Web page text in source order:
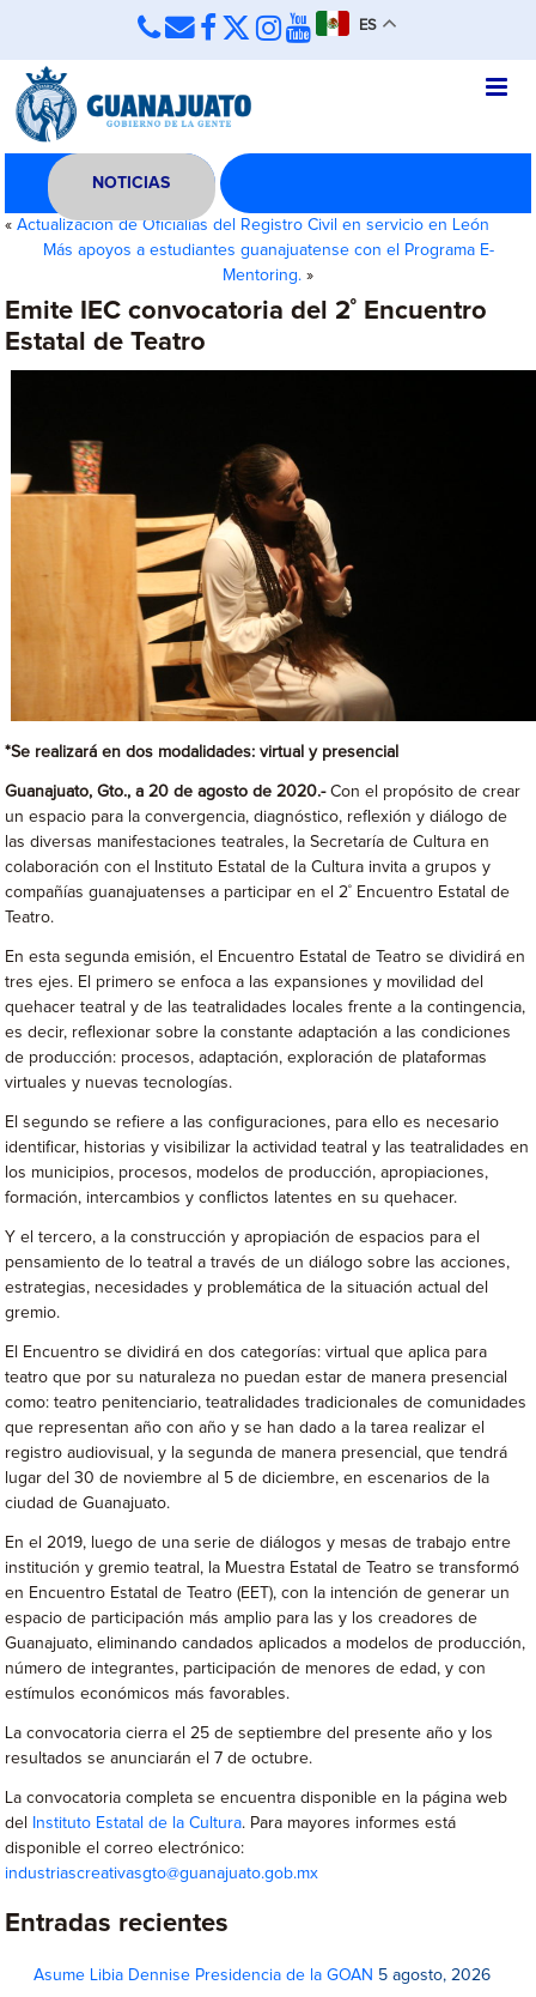
ES
NOTICIAS
«Actualización de Oficialías del Registro Civil en servicio en León
Más apoyos a estudiantes guanajuatense con el Programa E-
Mentoring. »
Emite IEC convocatoria del 2˚ Encuentro
Estatal de Teatro
*Se realizará en dos modalidades: virtual y presencial
Guanajuato, Gto., a 20 de agosto de 2020.-Con el propósito de crear
un espacio para la convergencia, diagnóstico, reflexión y diálogo de
las diversas manifestaciones teatrales, la Secretaría de Cultura en
colaboración con el Instituto Estatal de la Cultura invita a grupos y
compañías guanajuatenses a participar en el 2˚ Encuentro Estatal de
Teatro.
En esta segunda emisión, el Encuentro Estatal de Teatro se dividirá en
tres ejes. El primero se enfoca a las expansiones y movilidad del
quehacer teatral y de las teatralidades locales frente a la contingencia,
es decir, reflexionar sobre la constante adaptación a las condiciones
de producción: procesos, adaptación, exploración de plataformas
virtuales y nuevas tecnologías.
El segundo se refiere a las configuraciones, para ello es necesario
identificar, historias y visibilizar la actividad teatral y las teatralidades en
los municipios, procesos, modelos de producción, apropiaciones,
formación, intercambios y conflictos latentes en su quehacer.
Y el tercero, a la construcción y apropiación de espacios para el
pensamiento de lo teatral a través de un diálogo sobre las acciones,
estrategias, necesidades y problemática de la situación actual del
gremio.
El Encuentro se dividirá en dos categorías: virtual que aplica para
teatro que por su naturaleza no puedan estar de manera presencial
como: teatro penitenciario, teatralidades tradicionales de comunidades
que representan año con año y se han dado a la tarea realizar el
registro audiovisual, y la segunda de manera presencial, que tendrá
lugar del 30 de noviembre al 5 de diciembre, en escenarios de la
ciudad de Guanajuato.
En el 2019, luego de una serie de diálogos y mesas de trabajo entre
institución y gremio teatral, la Muestra Estatal de Teatro se transformó
en Encuentro Estatal de Teatro (EET), con la intención de generar un
espacio de participación más amplio para las y los creadores de
Guanajuato, eliminando candados aplicados a modelos de producción,
número de integrantes, participación de menores de edad, y con
estímulos económicos más favorables.
La convocatoria cierra el 25 de septiembre del presente año y los
resultados se anunciarán el 7 de octubre.
La convocatoria completa se encuentra disponible en la página web
del
Instituto Estatal de la Cultura. Para mayores informes está
disponible el correo electrónico:
industriascreativasgto@guanajuato.gob.mx
Entradas recientes
Asume Libia Dennise Presidencia de la GOAN 5 agosto, 2026